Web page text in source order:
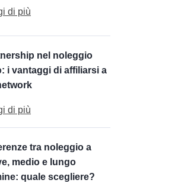
di più
nel noleggio
i vantaggi di affiliarsi a
di più
tra noleggio a
medio e lungo
quale scegliere?